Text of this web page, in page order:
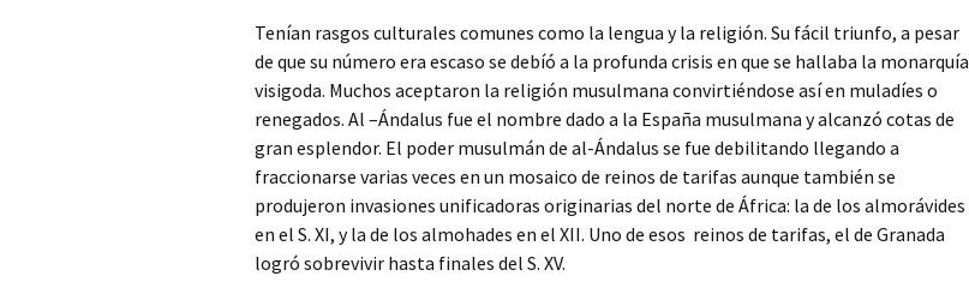
Tenían rasgos culturales comunes como la lengua y la religión. Su fácil triunfo, a pesar
de que su número era escaso se debíó a la profunda crisis en que se hallaba la monarquía
visigoda. Muchos aceptaron la religión musulmana convirtiéndose así en muladíes o
renegados. Al –Ándalus fue el nombre dado a la España musulmana y alcanzó cotas de
gran esplendor. El poder musulmán de al-Ándalus se fue debilitando llegando a
fraccionarse varias veces en un mosaico de reinos de tarifas aunque también se
produjeron invasiones unificadoras originarias del norte de África: la de los almorávides
en el S. XI, y la de los almohades en el XII. Uno de esos reinos de tarifas, el de Granada
logró sobrevivir hasta finales del S. XV.